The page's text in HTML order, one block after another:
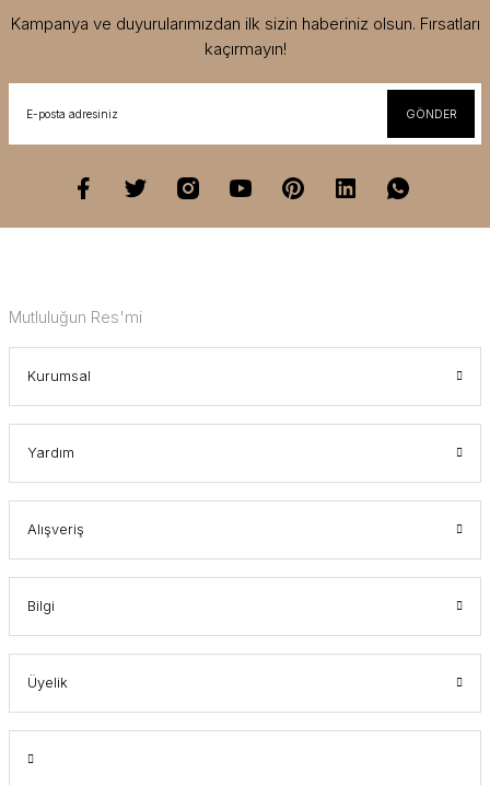
Kampanya ve duyurularımızdan ilk sizin haberiniz olsun. Fırsatları
kaçırmayın!
GÖNDER
Mutluluğun Res'mi
Kurumsal
Yardım
Alışveriş
Bilgi
Üyelik